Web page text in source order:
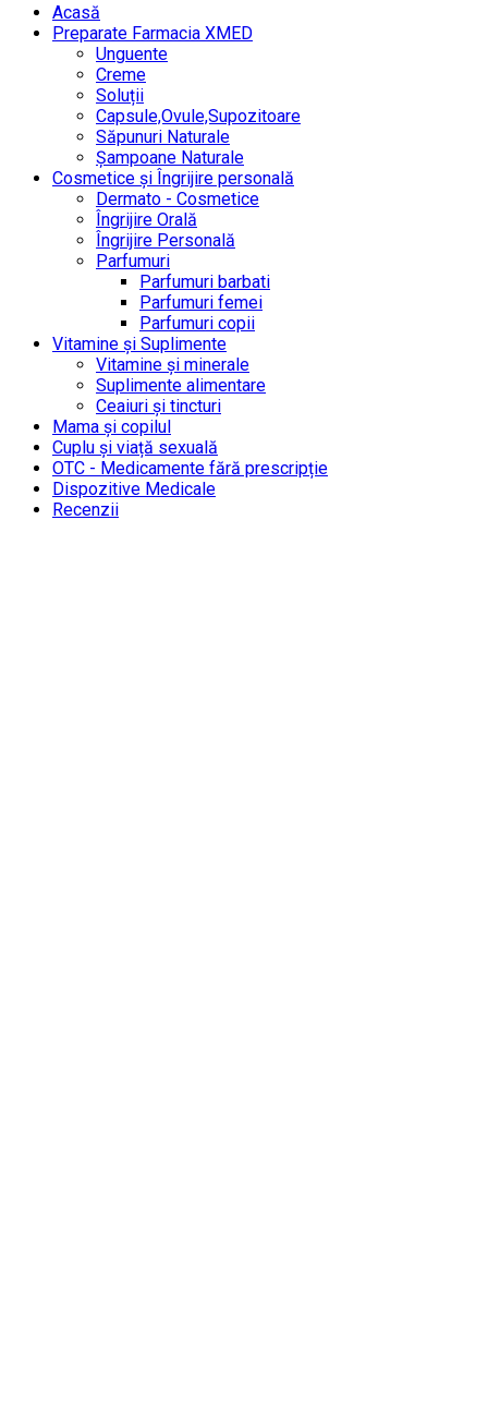
Acasă
Preparate Farmacia XMED
Unguente
Creme
Soluții
Capsule,Ovule,Supozitoare
Săpunuri Naturale
Șampoane Naturale
Cosmetice și Îngrijire personală
Dermato - Cosmetice
Îngrijire Orală
Îngrijire Personală
Parfumuri
Parfumuri barbati
Parfumuri femei
Parfumuri copii
Vitamine și Suplimente
Vitamine și minerale
Suplimente alimentare
Ceaiuri și tincturi
Mama și copilul
Cuplu și viață sexuală
OTC - Medicamente fără prescripție
Dispozitive Medicale
Recenzii